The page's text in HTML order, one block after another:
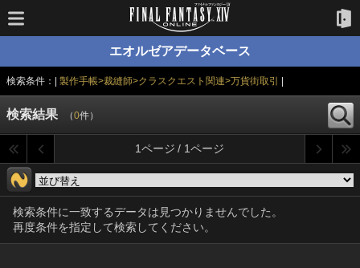
エオルゼアデータベース
検索条件：| 製作手帳>裁縫師>クラスクエスト関連>万貨街取引
検索結果 （0件）
1ページ / 1ページ
検索条件に一致するデータは見つかりませんでした。
再度条件を指定して検索してください。